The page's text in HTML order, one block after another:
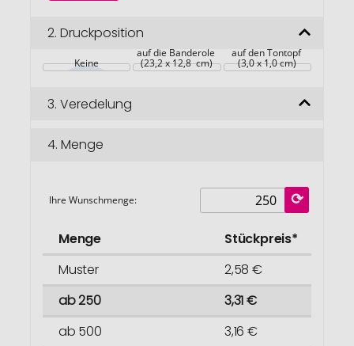
2. Druckposition
Keine
auf die Banderole
(23,2 x 12,8  cm)
auf den Tontopf
(3,0 x 1,0 cm)
3. Veredelung
4. Menge
Ihre Wunschmenge:
Menge
Stückpreis*
Muster
2,58 €
ab 250
3,31 €
ab 500
3,16 €